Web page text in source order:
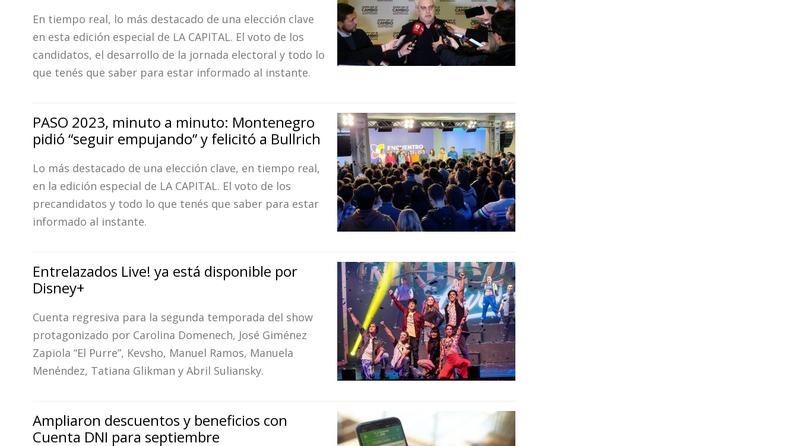
En tiempo real, lo más destacado de una elección clave
en esta edición especial de LA CAPITAL. El voto de los
candidatos, el desarrollo de la jornada electoral y todo lo
que tenés que saber para estar informado al instante.
PASO 2023, minuto a minuto: Montenegro
pidió “seguir empujando” y felicitó a Bullrich
Lo más destacado de una elección clave, en tiempo real,
en la edición especial de LA CAPITAL. El voto de los
precandidatos y todo lo que tenés que saber para estar
informado al instante.
Entrelazados Live! ya está disponible por
Disney+
Cuenta regresiva para la segunda temporada del show
protagonizado por Carolina Domenech, José Giménez
Zapiola “El Purre”, Kevsho, Manuel Ramos, Manuela
Menéndez, Tatiana Glikman y Abril Suliansky.
Ampliaron descuentos y beneficios con
Cuenta DNI para septiembre